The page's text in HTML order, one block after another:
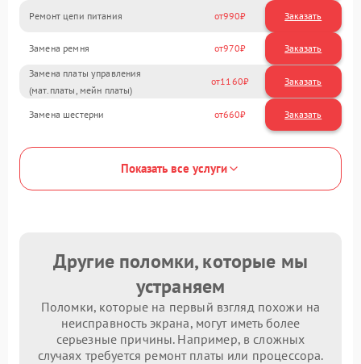
Ремонт цепи питания 990
Замена ремня 970
Замена платы управления
(мат.платы, мейн платы)
1160
Замена шестерни 660
Показать все услуги
Другие поломки, которые мы
устраняем
Поломки, которые на первый взгляд похожи на
неисправность экрана, могут иметь более
серьезные причины. Например, в сложных
случаях требуется ремонт платы или процессора.